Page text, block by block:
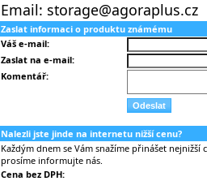
Email: storage@agoraplus.cz
Zaslat informaci o produktu známému
Váš e-mail:
Zaslat na e-mail:
Komentář:
Nalezli jste jinde na internetu nižší cenu?
Každým dnem se Vám snažíme přinášet
prosíme informujte nás.
Cena bez DPH: